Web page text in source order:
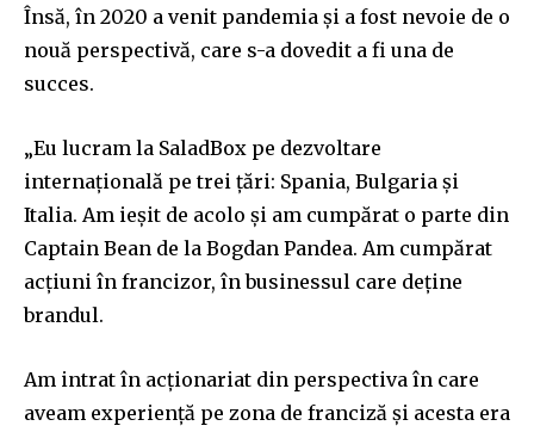
Însă, în 2020 a venit pandemia și a fost nevoie de o
nouă perspectivă, care s-a dovedit a fi una de
succes.
„Eu lucram la SaladBox pe dezvoltare
internațională pe trei țări: Spania, Bulgaria și
Italia. Am ieșit de acolo și am cumpărat o parte din
Captain Bean de la Bogdan Pandea. Am cumpărat
acțiuni în francizor, în businessul care deține
brandul.
Am intrat în acționariat din perspectiva în care
aveam experiență pe zona de franciză și acesta era